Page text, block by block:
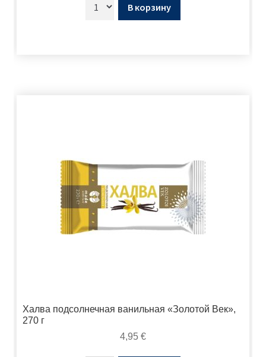
В корзину
Халва подсолнечная ванильная «Золотой Век»,
270 г
4,95 €